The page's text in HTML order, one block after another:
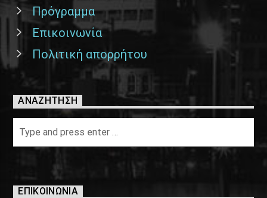
Πρόγραμμα
Επικοινωνία
Πολιτική απορρήτου
ΑΝΑΖΉΤΗΣΗ
ΕΠΙΚΟΙΝΩΝΊΑ